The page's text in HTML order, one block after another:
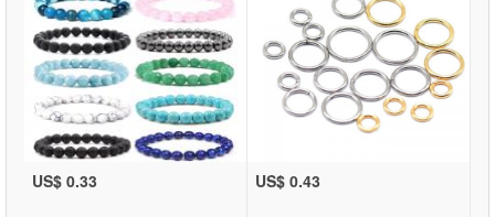
US$ 0.33 US$ 0.43